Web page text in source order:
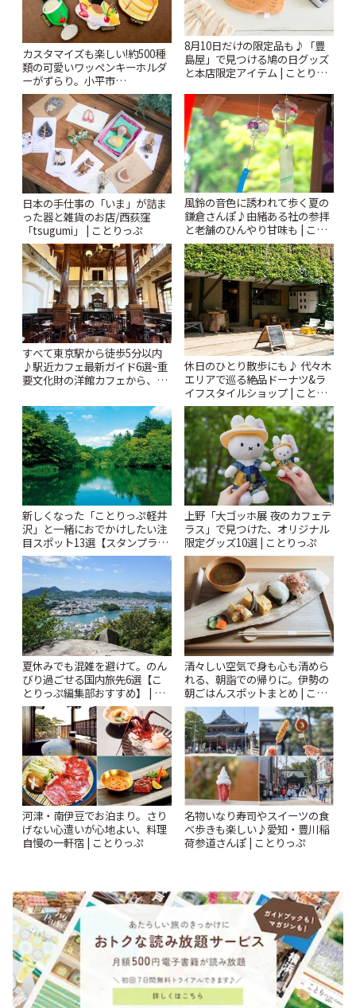
カスタマイズも楽しい!約500種
類の可愛いワッペンキーホルダ
ーがずらり。小平市
「Kimamaya T&K」 | ことりっ
ぷ
8月10日だけの限定品も♪「豊
島屋」で見つける鳩の日グッズ
と本店限定アイテム | ことりっ
日本の手仕事の「いま」が詰ま
った器と雑貨のお店/西荻窪
「tsugumi」 | ことりっぷ
風鈴の音色に誘われて歩く夏の
鎌倉さんぽ♪由緒ある社の参拝
と老舗のひんやり甘味も | こと
りっぷ
すべて東京駅から徒歩5分以内
♪駅近カフェ最新ガイド6選~重
要文化財の洋館カフェから、改
りっぷ
休日のひとり散歩にも♪ 代々木
エリアで巡る絶品ドーナツ&ラ
イフスタイルショップ | ことり
っぷ
新しくなった「ことりっぷ軽井
沢」と一緒におでかけしたい注
目スポット13選【スタンプラリ
ー開催中】 | ことりっぷ
上野「大ゴッホ展 夜のカフェテ
ラス」で見つけた、オリジナル
限定グッズ10選 | ことりっぷ
夏休みでも混雑を避けて。のん
びり過ごせる国内旅先6選【こ
とりっぷ編集部おすすめ】 | こ
とりっぷ
清々しい空気で身も心も清めら
れる、朝詣での帰りに。伊勢の
朝ごはんスポットまとめ | こと
りっぷ
河津・南伊豆でお泊まり。さり
げない心遣いが心地よい、料理
自慢の一軒宿 | ことりっぷ
名物いなり寿司やスイーツの食
べ歩きも楽しい♪愛知・豊川稲
荷参道さんぽ | ことりっぷ